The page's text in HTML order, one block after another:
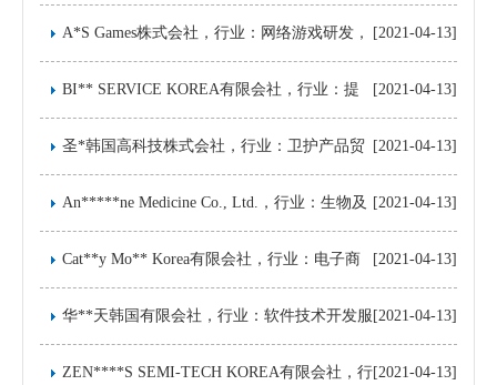
注册资金一亿韩元 [2021-04-13]
A*S Games株式会社，行业：网络游戏研发，
注册资金1亿韩币 [2021-04-13]
BI** SERVICE KOREA有限会社，行业：提
供劳务服务，注册资金1亿韩币 [2021-04-13]
圣*韩国高科技株式会社，行业：卫护产品贸
易，注册资金1亿韩币 [2021-04-13]
An*****ne Medicine Co., Ltd.，行业：生物及
医药技术开发，注册资金1亿韩币 [2021-04-13]
Cat**y Mo** Korea有限会社，行业：电子商
务，注册资金1亿韩币 [2021-04-13]
华**天韩国有限会社，行业：软件技术开发服
务，注册资金1亿韩币 [2021-04-13]
ZEN****S SEMI-TECH KOREA有限会社，行